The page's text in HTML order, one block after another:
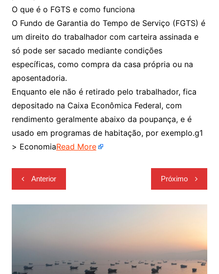
O que é o FGTS e como funciona
O Fundo de Garantia do Tempo de Serviço (FGTS) é
um direito do trabalhador com carteira assinada e
só pode ser sacado mediante condições
específicas, como compra da casa própria ou na
aposentadoria.
Enquanto ele não é retirado pelo trabalhador, fica
depositado na Caixa Econômica Federal, com
rendimento geralmente abaixo da poupança, e é
usado em programas de habitação, por exemplo.g1
> EconomiaRead More
Navegação
de
Post
Anterior Próximo